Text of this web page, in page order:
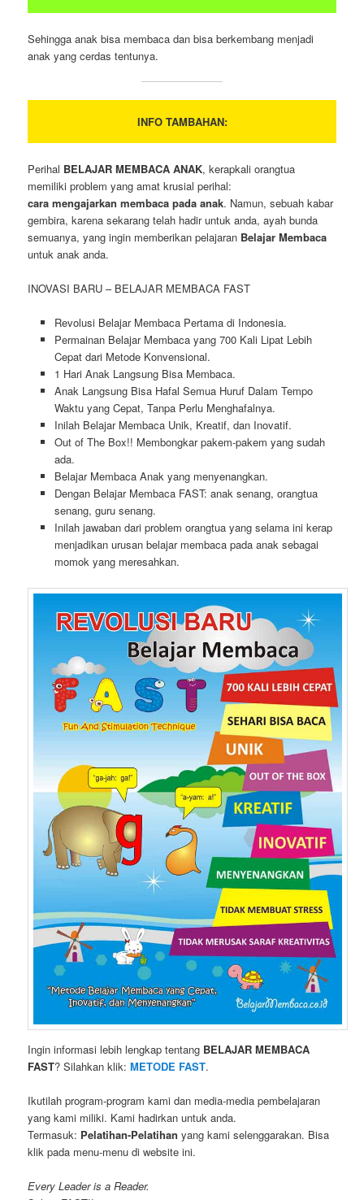
Sehingga anak bisa membaca dan bisa berkembang menjadi
anak yang cerdas tentunya.
INFO TAMBAHAN:
Perihal BELAJAR MEMBACA ANAK, kerapkali orangtua
memiliki problem yang amat krusial perihal:
cara mengajarkan membaca pada anak. Namun, sebuah kabar
gembira, karena sekarang telah hadir untuk anda, ayah bunda
semuanya, yang ingin memberikan pelajaran Belajar Membaca
untuk anak anda.
INOVASI BARU – BELAJAR MEMBACA FAST
Revolusi Belajar Membaca Pertama di Indonesia.
Permainan Belajar Membaca yang 700 Kali Lipat Lebih
Cepat dari Metode Konvensional.
1 Hari Anak Langsung Bisa Membaca.
Anak Langsung Bisa Hafal Semua Huruf Dalam Tempo
Waktu yang Cepat, Tanpa Perlu Menghafalnya.
Inilah Belajar Membaca Unik, Kreatif, dan Inovatif.
Out of The Box!! Membongkar pakem-pakem yang sudah
ada.
Belajar Membaca Anak yang menyenangkan.
Dengan Belajar Membaca FAST: anak senang, orangtua
senang, guru senang.
Inilah jawaban dari problem orangtua yang selama ini kerap
menjadikan urusan belajar membaca pada anak sebagai
momok yang meresahkan.
Ingin informasi lebih lengkap tentang BELAJAR MEMBACA
FAST? Silahkan klik:METODE FAST.
Ikutilah program-program kami dan media-media pembelajaran
yang kami miliki. Kami hadirkan untuk anda.
Termasuk: Pelatihan-Pelatihan yang kami selenggarakan. Bisa
klik pada menu-menu di website ini.
Every Leader is a Reader.